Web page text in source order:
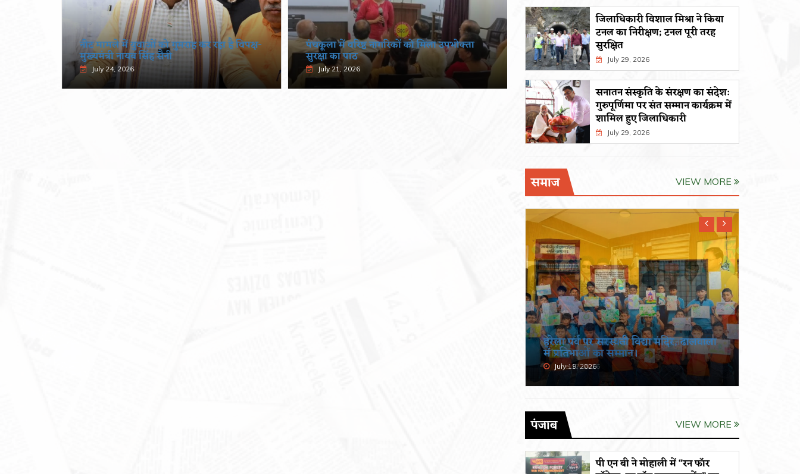
नीट मामले में युवाओं को गुमराह कर रहा है विपक्ष-
मुख्यमंत्री नायब सिंह सैनी
July 24, 2026
पंचकूला में वरिष्ठ नागरिकों को मिला उपभोक्ता
सुरक्षा का पाठ
July 21, 2026
काठगोदाम-दिल्ली के बीच वंदे भारत चलाने की
मांग तेज, सांसद अजय भट्ट ने रेल मंत्री मुलाकात
कर की मांग
July 29, 2026
जिलाधिकारी विशाल मिश्रा ने किया
टनल का निरीक्षण; टनल पूरी तरह
सुरक्षित
July 29, 2026
सनातन संस्कृति के संरक्षण का संदेश:
गुरुपूर्णिमा पर संत सम्मान कार्यक्रम में
शामिल हुए जिलाधिकारी
July 29, 2026
समाज VIEW MORE
हरेला पर्व पर सरस्वती विद्या मंदिर, ढालवाला
में प्रतिभाओं का सम्मान।
July 19, 2026
पंजाब VIEW MORE
पी एन बी ने मोहाली में “रन फॉर